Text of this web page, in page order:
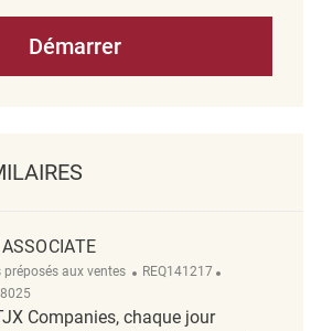
Démarrer
préposés aux ventes ReqId
REQ141217
Companies, chaque jour